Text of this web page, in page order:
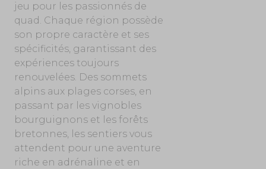
jeu pour les passionnés de
quad. Chaque région possède
son propre caractère et ses
spécificités, garantissant des
expériences toujours
renouvelées. Des sommets
alpins aux plages corses, en
passant par les vignobles
bourguignons et les forêts
bretonnes, les sentiers vous
attendent pour une aventure
riche en adrénaline et en